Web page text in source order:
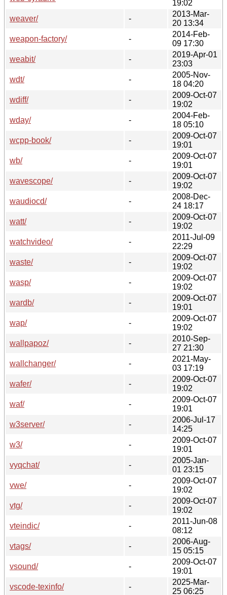
19:02
weaver/
-
2013-Mar-
20 13:34
weapon-factory/
-
2014-Feb-
09 17:30
weabit/
-
2019-Apr-01
23:03
wdt/
-
2005-Nov-
18 04:20
wdiff/
-
2009-Oct-07
19:02
wday/
-
2004-Feb-
18 05:10
wcpp-book/
-
2009-Oct-07
19:01
wb/
-
2009-Oct-07
19:01
wavescope/
-
2009-Oct-07
19:02
waudiocd/
-
2008-Dec-
24 18:17
watt/
-
2009-Oct-07
19:02
watchvideo/
-
2011-Jul-09
22:29
waste/
-
2009-Oct-07
19:02
wasp/
-
2009-Oct-07
19:02
wardb/
-
2009-Oct-07
19:01
wap/
-
2009-Oct-07
19:02
wallpapoz/
-
2010-Sep-
27 21:30
wallchanger/
-
2021-May-
03 17:19
wafer/
-
2009-Oct-07
19:02
waf/
-
2009-Oct-07
19:01
w3server/
-
2006-Jul-17
14:25
w3/
-
2009-Oct-07
19:01
vyqchat/
-
2005-Jan-
01 23:15
vwe/
-
2009-Oct-07
19:02
vtg/
-
2009-Oct-07
19:02
vteindic/
-
2011-Jun-08
08:12
vtags/
-
2006-Aug-
15 05:15
vsound/
-
2009-Oct-07
19:01
vscode-texinfo/
-
2025-Mar-
25 06:25